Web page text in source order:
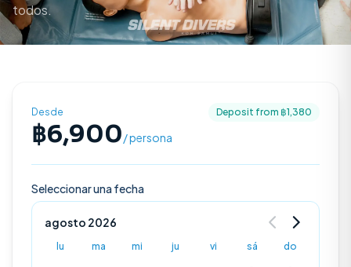
todos.
Desde
฿6,900/ persona
Deposit from ฿1,380
Seleccionar una fecha
agosto 2026
lu ma mi ju vi sá do